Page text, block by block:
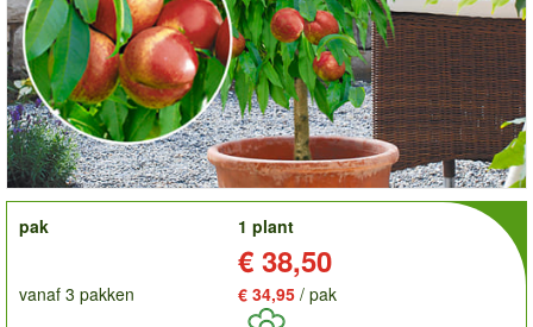
order
pak
1 plant
€ 38,50
vanaf 3 pakken € 34,95 / pak